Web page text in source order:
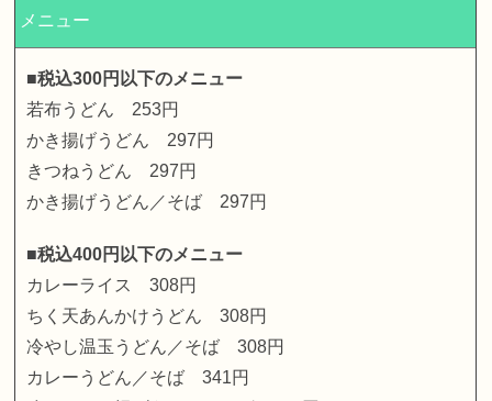
メニュー
■税込300円以下のメニュー
若布うどん 253円
かき揚げうどん 297円
きつねうどん 297円
かき揚げうどん／そば 297円
■税込400円以下のメニュー
カレーライス 308円
ちく天あんかけうどん 308円
冷やし温玉うどん／そば 308円
カレーうどん／そば 341円